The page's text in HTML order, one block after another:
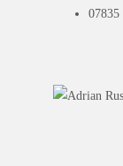
07835